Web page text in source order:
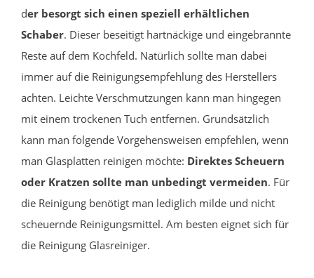
der besorgt sich einen speziell erhältlichen
Schaber. Dieser beseitigt hartnäckige und eingebrannte
Reste auf dem Kochfeld. Natürlich sollte man dabei
immer auf die Reinigungsempfehlung des Herstellers
achten. Leichte Verschmutzungen kann man hingegen
mit einem trockenen Tuch entfernen. Grundsätzlich
kann man folgende Vorgehensweisen empfehlen, wenn
man Glasplatten reinigen möchte: Direktes Scheuern
oder Kratzen sollte man unbedingt vermeiden. Für
die Reinigung benötigt man lediglich milde und nicht
scheuernde Reinigungsmittel. Am besten eignet sich für
die Reinigung Glasreiniger.